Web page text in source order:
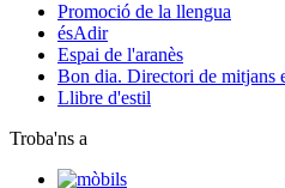
Promoció de la llengua
ésAdir
Espai de l'aranès
Bon dia. Directori de mitjans
Llibre d'estil
Troba'ns a